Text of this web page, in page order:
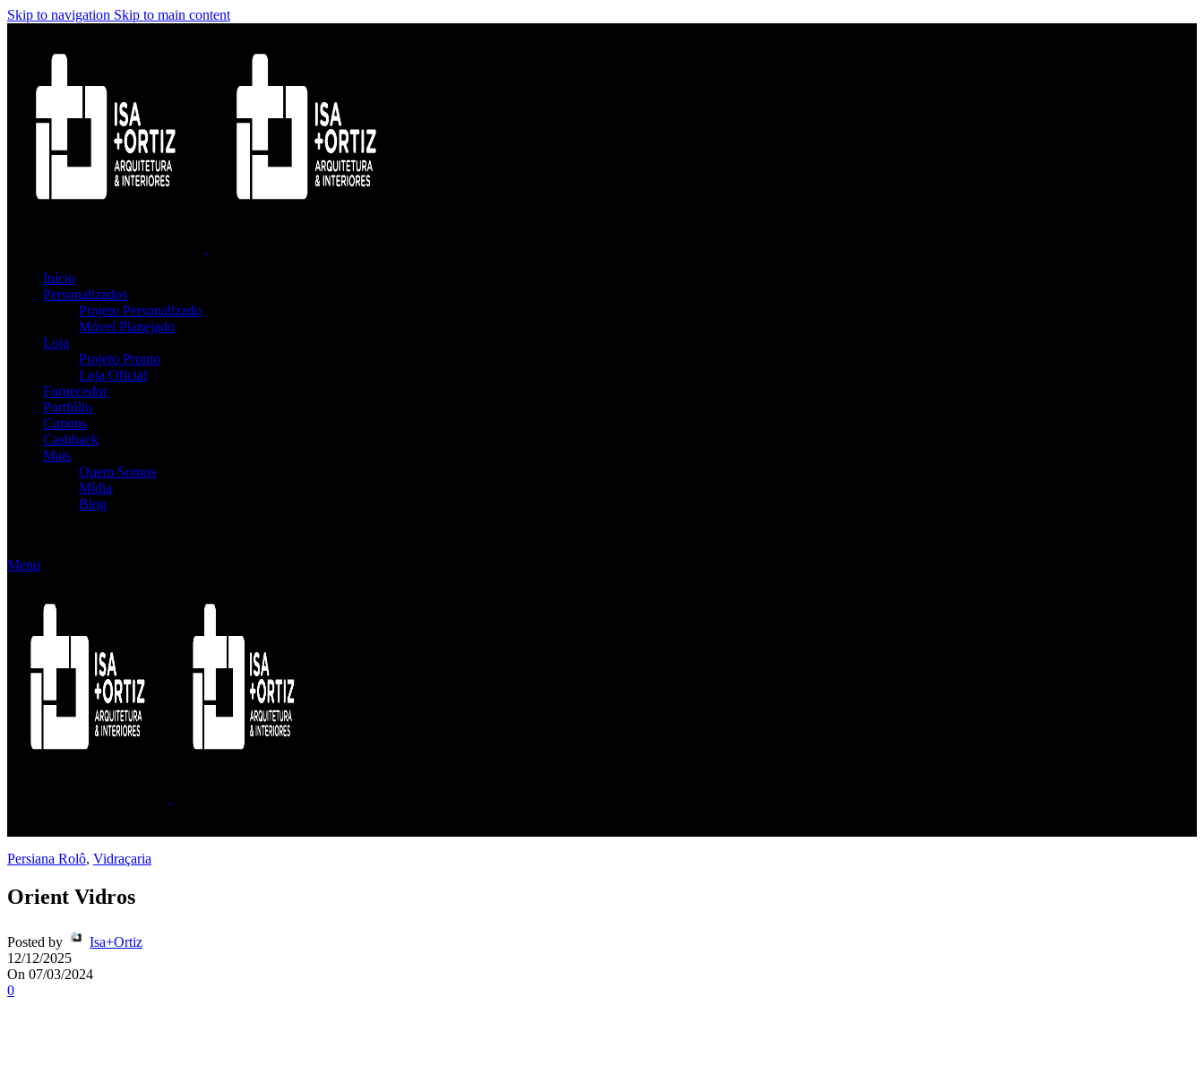
Skip to navigation Skip to main content
Início
Personalizados
Projeto Personalizado
Móvel Planejado
Loja
Projeto Pronto
Loja Oficial
Fornecedor
Portfólio
Cupons
Cashback
Mais
Quem Somos
Mídia
Blog
Menu
Persiana Rolô, Vidraçaria
Orient Vidros
Posted by
Isa+Ortiz
12/12/2025
On 07/03/2024
0